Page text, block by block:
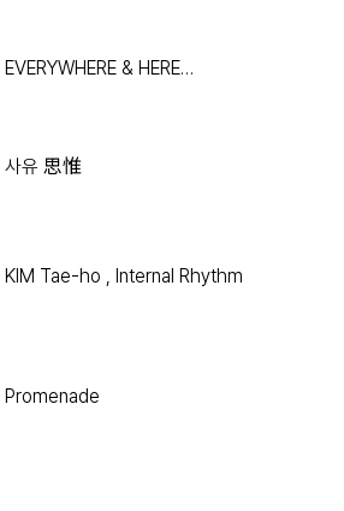
EVERYWHERE & HERE…
사유 思惟
KIM Tae-ho , Internal Rhythm
Promenade